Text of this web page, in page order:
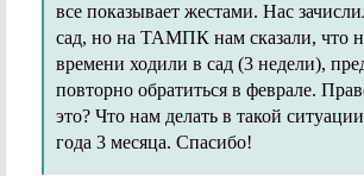
все показывает жестами. Нас
сад, но на ТАМПК нам сказали, что
времени ходили в сад (3 недели),
повторно обратиться в феврале.
это? Что нам делать в такой
года 3 месяца. Спасибо!